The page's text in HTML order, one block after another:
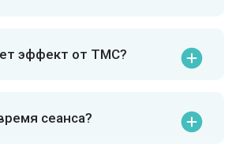
эффект от ТМС?
сеанса?